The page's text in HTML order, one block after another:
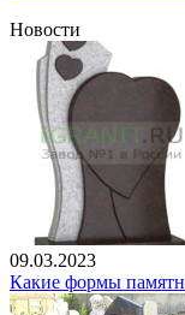
Новости
09.03.2023
Какие формы